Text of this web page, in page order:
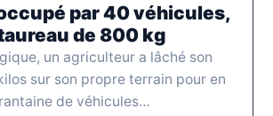
par 40 véhicules,
de 800 kg
un agriculteur a lâché son
sur son propre terrain pour en
de véhicules…